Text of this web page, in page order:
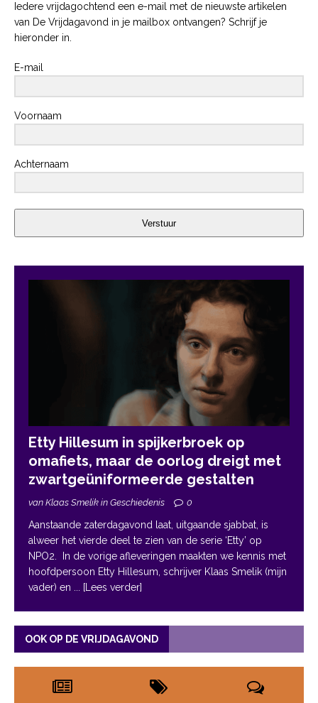
Iedere vrijdagochtend een e-mail met de nieuwste artikelen
van De Vrijdagavond in je mailbox ontvangen? Schrijf je
hieronder in.
E-mail
Voornaam
Achternaam
Verstuur
Etty Hillesum in spijkerbroek op
omafiets, maar de oorlog dreigt met
zwartgeüniformeerde gestalten
van Klaas Smelik in Geschiedenis 0
Aanstaande zaterdagavond laat, uitgaande sjabbat, is
alweer het vierde deel te zien van de serie ‘Etty’ op
NPO2. In de vorige afleveringen maakten we kennis met
hoofdpersoon Etty Hillesum, schrijver Klaas Smelik (mijn
vader) en
... [Lees verder]
OOK OP DE VRIJDAGAVOND